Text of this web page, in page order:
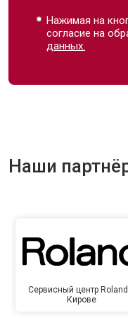
Нажимая на
согласие на
данных.
Наши
Сервисный центр
Кирове